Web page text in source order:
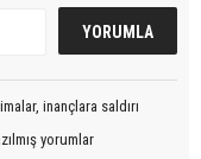
inançlara saldırı
yorumlar